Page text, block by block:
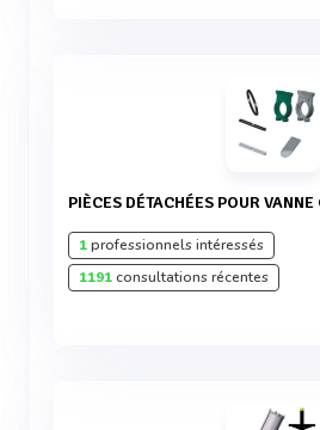
PIÈCES DÉTACHÉES POUR
1professionnels intéressés
1191consultations récentes